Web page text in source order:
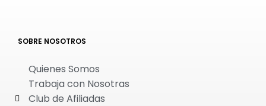
SOBRE NOSOTROS
Quienes Somos
Trabaja con Nosotras
Club de Afiliadas